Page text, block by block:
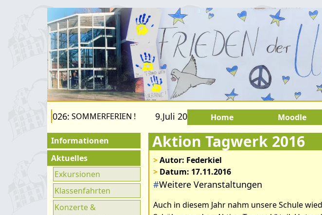
2026:SOMMERFERIEN ! 9.Juli 2026 bis 22.August 2026:
Home Moodle
Informationen
Für Besucher
Schulfamilie
Förderverein
Fachräume
Aktuelles
Exkursionen
Klassenfahrten
Konzerte &
Aktion Tagwerk 2016
>Autor: Federkiel
>Datum: 17.11.2016
#Weitere Veranstaltungen
Auch in diesem Jahr nahm unsere Schule